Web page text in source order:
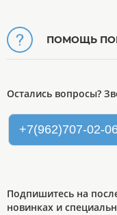
ПОМОЩЬ
Остались вопросы?
+7(962)707-02-
Подпишитесь на
новинках и